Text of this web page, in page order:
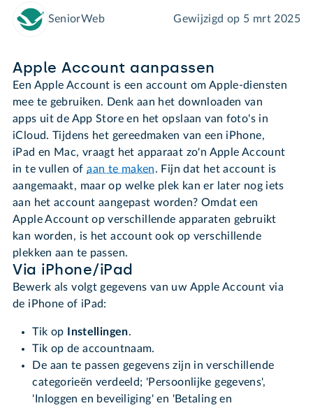
SeniorWeb Gewijzigd op 5 mrt 2025
Apple Account aanpassen
Een Apple Account is een account om Apple-diensten
mee te gebruiken. Denk aan het downloaden van
apps uit de App Store en het opslaan van foto's in
iCloud. Tijdens het gereedmaken van een iPhone,
iPad en Mac, vraagt het apparaat zo'n Apple Account
in te vullen ofaan te maken. Fijn dat het account is
aangemaakt, maar op welke plek kan er later nog iets
aan het account aangepast worden? Omdat een
Apple Account op verschillende apparaten gebruikt
kan worden, is het account ook op verschillende
plekken aan te passen.
Via iPhone/iPad
Bewerk als volgt gegevens van uw Apple Account via
de iPhone of iPad:
Tik op Instellingen.
Tik op de accountnaam.
De aan te passen gegevens zijn in verschillende
categorieën verdeeld; 'Persoonlijke gegevens',
'Inloggen en beveiliging' en 'Betaling en